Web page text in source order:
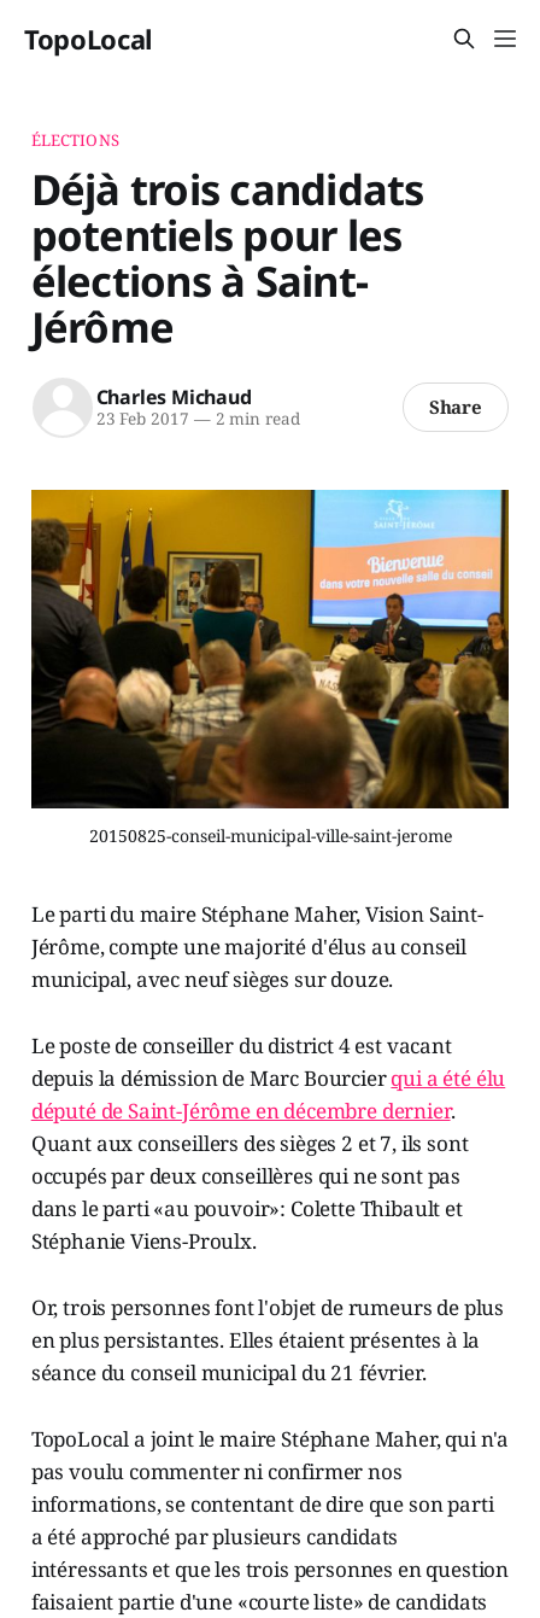
TopoLocal
ÉLECTIONS
Déjà trois candidats
potentiels pour les
élections à Saint-
Jérôme
Charles Michaud
23 Feb 2017 —2 min read Share
20150825-conseil-municipal-ville-saint-jerome
Le parti du maire Stéphane Maher, Vision Saint-
Jérôme, compte une majorité d'élus au conseil
municipal, avec neuf sièges sur douze.
Le poste de conseiller du district 4 est vacant
depuis la démission de Marc Bourcierqui a été élu
député de Saint-Jérôme en décembre dernier.
Quant aux conseillers des sièges 2 et 7, ils sont
occupés par deux conseillères qui ne sont pas
dans le parti «au pouvoir»: Colette Thibault et
Stéphanie Viens-Proulx.
Or, trois personnes font l'objet de rumeurs de plus
en plus persistantes. Elles étaient présentes à la
séance du conseil municipal du 21 février.
TopoLocal a joint le maire Stéphane Maher, qui n'a
pas voulu commenter ni confirmer nos
informations, se contentant de dire que son parti
a été approché par plusieurs candidats
intéressants et que les trois personnes en question
faisaient partie d'une «courte liste» de candidats